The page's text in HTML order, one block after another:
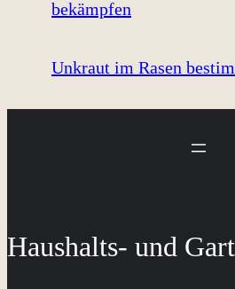
Unkraut im Rasen
Haushalts- und